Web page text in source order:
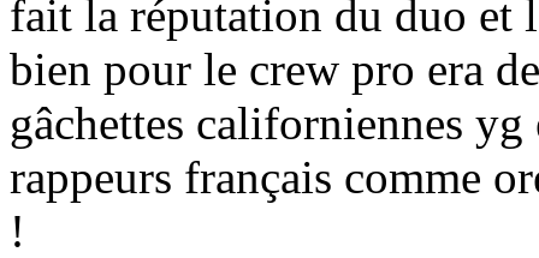
fait la réputation du duo et
bien pour le crew pro era
gâchettes californiennes
rappeurs français comme
!